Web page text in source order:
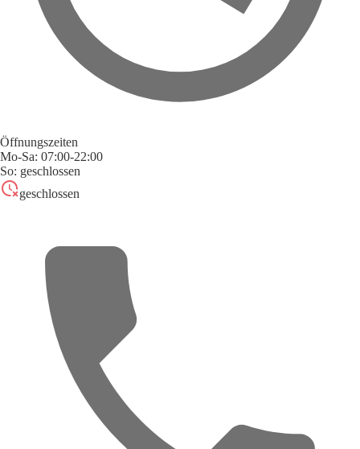
Öffnungszeiten
Mo-Sa: 07:00-22:00
So: geschlossen
geschlossen